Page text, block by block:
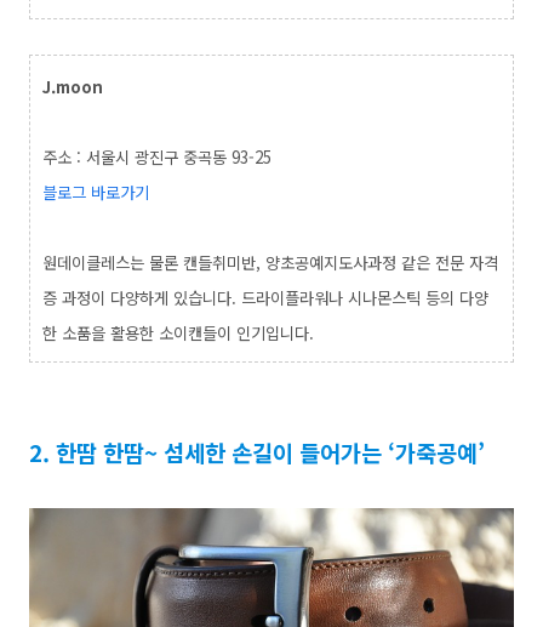
J.moon
주소 : 서울시 광진구 중곡동 93-25
블로그 바로가기
원데이클레스는 물론 캔들취미반, 양초공예지도사과정 같은 전문 자격
증 과정이 다양하게 있습니다. 드라이플라워나 시나몬스틱 등의 다양
한 소품을 활용한 소이캔들이 인기입니다.
2. 한땀 한땀~ 섬세한 손길이 들어가는 ‘가죽공예’